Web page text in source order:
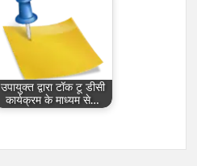
उपायुक्त द्वारा टाॅक टू डीसी
कार्यक्रम के माध्यम से…